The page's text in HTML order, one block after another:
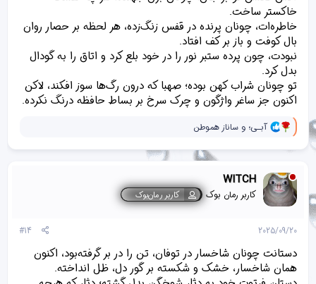
د
ه
ا
]
:
خاکستر ساخت.
خاطره‌ات، چونان پرنده‌ در قفس زنگ‌زده، هر لحظه بر حصار روان
بال کوفت و باز بر کف افتاد.
نبودت، چون پرده‌ ستبر نور را در خود بلع کرد و اتاق را به گودال
بدل کرد.
تو چونان شراب کهن بوده؛ صهبا که درون رگ‌ها سوز افکند، لاکن
اکنون جز ساغر واژگون و چرک سرخ بر بساط حافظه درنگ نکرده.
و
ک
ه
ا
[
پ
س
ن
د
ه
آبـی؛ و ساناز هموطن
WITCH
کاربر رمان بوک کاربر رمان‌بوک
2025/09/20
#14
دستانت چونان شاخسار در توفان، تن را در بر گرفته‌بود، اکنون
همان شاخسار، خشک و شکسته بر گور دل، ظل انداخته.